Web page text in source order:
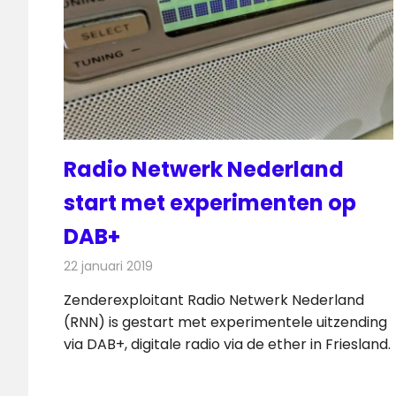
Radio Netwerk Nederland
start met experimenten op
DAB+
22 januari 2019
Zenderexploitant Radio Netwerk Nederland
(RNN) is gestart met experimentele uitzending
via DAB+, digitale radio via de ether in Friesland.